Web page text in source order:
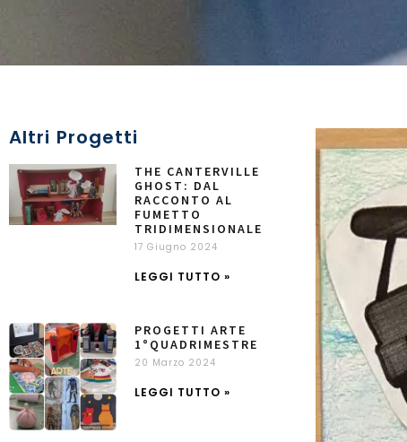
Altri Progetti
THE CANTERVILLE
GHOST: DAL
RACCONTO AL
FUMETTO
TRIDIMENSIONALE
17 Giugno 2024
LEGGI TUTTO »
PROGETTI ARTE
1°QUADRIMESTRE
20 Marzo 2024
LEGGI TUTTO »